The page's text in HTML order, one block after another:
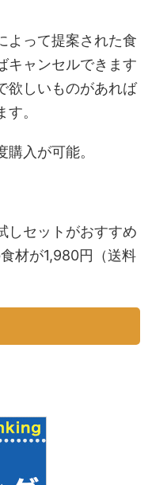
よって提案された食
キャンセルできます
欲しいものがあれば
。
入が可能。
しセットがおすすめ
材が1,980円（送料